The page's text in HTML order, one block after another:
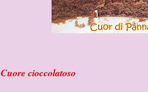
Cuore cioccolatoso